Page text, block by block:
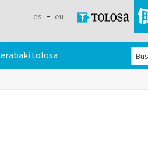
es eu
erabaki.tolosa